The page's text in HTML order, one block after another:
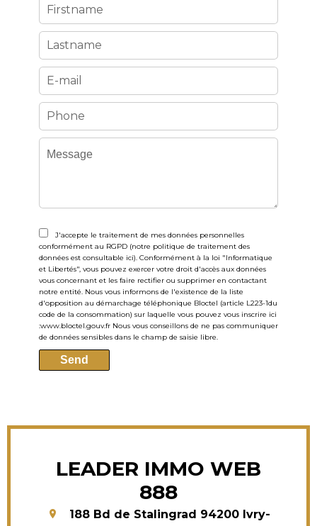
J'accepte le traitement de mes données personnelles
conformément au RGPD (notre politique de traitement des
données est consultable ici). Conformément à la loi "Informatique
et Libertés", vous pouvez exercer votre droit d'accès aux données
vous concernant et les faire rectifier ou supprimer en contactant
notre entité. Nous vous informons de l'existence de la liste
d'opposition au démarchage téléphonique Bloctel (article L223-1du
code de la consommation) sur laquelle vous pouvez vous inscrire ici
:www.bloctel.gouv.fr Nous vous conseillons de ne pas communiquer
de données sensibles dans le champ de saisie libre.
Send
LEADER IMMO WEB
888
188 Bd de Stalingrad 94200Ivry-